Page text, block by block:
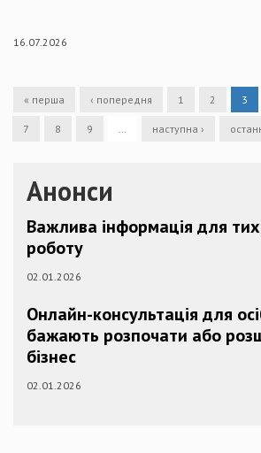
16.07.2026
« перша ‹ попередня 1 2 3
7 8 9 наступна ›
Анонси
Важлива інформація для
роботу
02.01.2026
Онлайн-консультація для
бажають розпочати або
бізнес
02.01.2026